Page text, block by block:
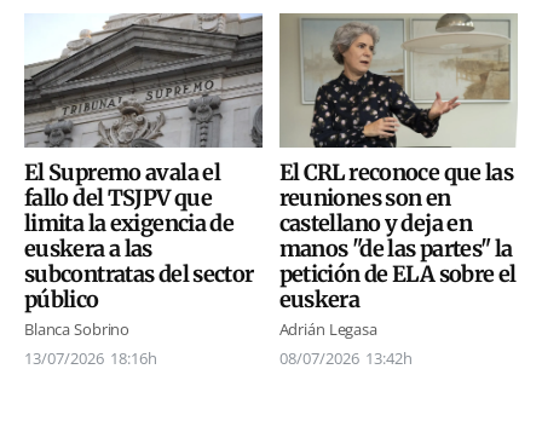
El Supremo avala el
fallo del TSJPV que
limita la exigencia de
euskera a las
subcontratas del sector
público
Blanca Sobrino
13/07/2026 18:16h
El CRL reconoce que las
reuniones son en
castellano y deja en
manos "de las partes" la
petición de ELA sobre el
euskera
Adrián Legasa
08/07/2026 13:42h